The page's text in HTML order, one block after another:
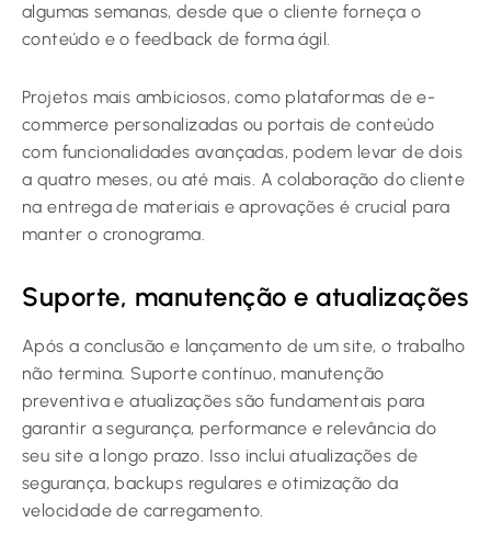
algumas semanas, desde que o cliente forneça o
conteúdo e o feedback de forma ágil.
Projetos mais ambiciosos, como plataformas de e-
commerce personalizadas ou portais de conteúdo
com funcionalidades avançadas, podem levar de dois
a quatro meses, ou até mais. A colaboração do cliente
na entrega de materiais e aprovações é crucial para
manter o cronograma.
Suporte, manutenção e atualizações
Após a conclusão e lançamento de um site, o trabalho
não termina. Suporte contínuo, manutenção
preventiva e atualizações são fundamentais para
garantir a segurança, performance e relevância do
seu site a longo prazo. Isso inclui atualizações de
segurança, backups regulares e otimização da
velocidade de carregamento.